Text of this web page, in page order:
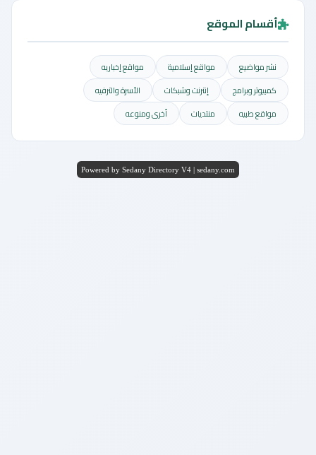
أقسام الموقع
نشر مواضيع مواقع إسلامية
مواقع إخباريه
كمبيوتر وبرامج
إنترنت وشبكات
الأسرة والترفيه
مواقع طبيه
منتديات أخرى ومنوعه
Powered by Sedany Directory V4 | sedany.com